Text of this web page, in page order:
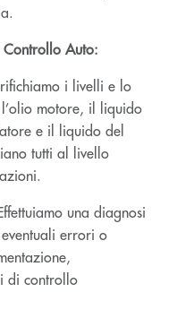
Controllo Auto:
i livelli e lo
motore, il liquido
e il liquido del
tutti al livello
una diagnosi
errori o
di controllo